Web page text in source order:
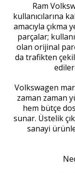
Ram
kullanıcılarına
amacıyla çıkma
parçalar;
olan orijinal
da trafikten
Volkswagen
zaman zaman
hem bütçe
sunar. Üstelik
sanayi